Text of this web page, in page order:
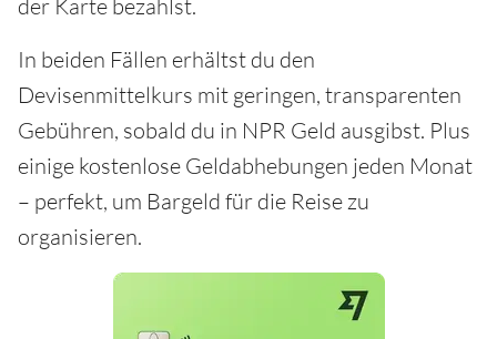
der Karte bezahlst.
In beiden Fällen erhältst du den
Devisenmittelkurs mit geringen, transparenten
Gebühren, sobald du in NPR Geld ausgibst. Plus
einige kostenlose Geldabhebungen jeden Monat
– perfekt, um Bargeld für die Reise zu
organisieren.